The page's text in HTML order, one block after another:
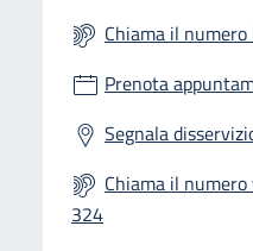
Chiama il
Prenota
Segnala
Chiama il
324